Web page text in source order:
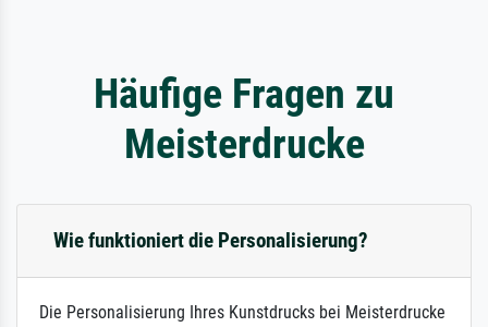
Häufige Fragen zu
Meisterdrucke
Wie funktioniert die Personalisierung?
Die Personalisierung Ihres Kunstdrucks bei Meisterdrucke